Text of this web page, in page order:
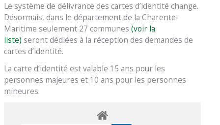
Le système de délivrance des cartes d’identité change.
Désormais, dans le département de la Charente-
Maritime seulement 27 communes(voir la
liste) seront dédiées à la réception des demandes de
cartes d’identité.
La carte d’identité est valable 15 ans pour les
personnes majeures et 10 ans pour les personnes
mineures.